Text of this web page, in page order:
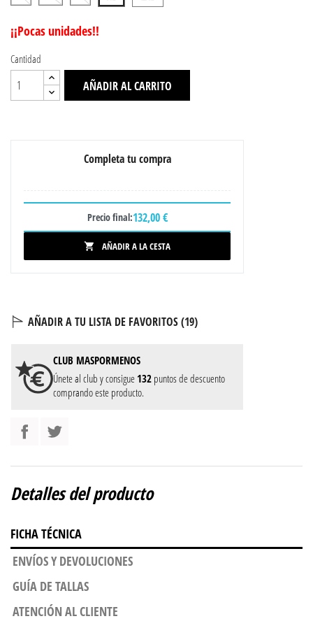
¡¡Pocas unidades!!
Cantidad
AÑADIR AL CARRITO
Completa tu compra
Precio final:132,00 €
 AÑADIR A LA CESTA
AÑADIR A TU LISTA DE FAVORITOS (19)
CLUB MASPORMENOS
Únete al club y consigue 132 puntos de descuento
comprando este producto.
Detalles del producto
FICHA TÉCNICA
ENVÍOS Y DEVOLUCIONES
GUÍA DE TALLAS
ATENCIÓN AL CLIENTE